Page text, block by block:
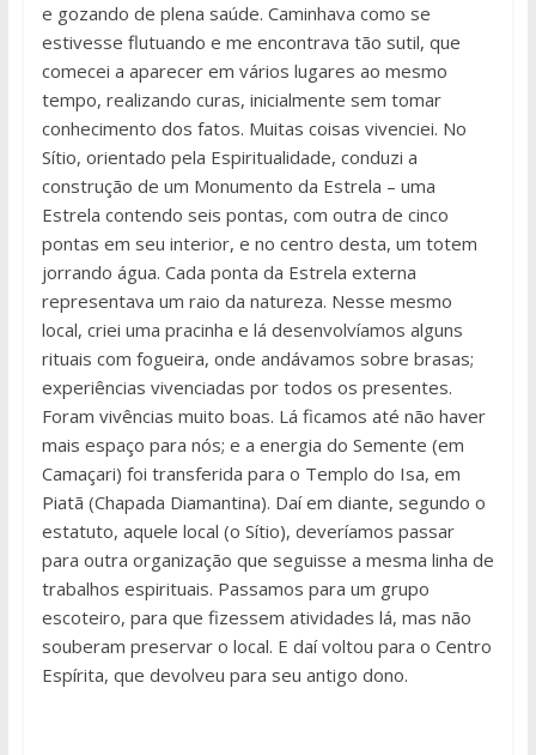
e gozando de plena saúde. Caminhava como se
estivesse flutuando e me encontrava tão sutil, que
comecei a aparecer em vários lugares ao mesmo
tempo, realizando curas, inicialmente sem tomar
conhecimento dos fatos. Muitas coisas vivenciei. No
Sítio, orientado pela Espiritualidade, conduzi a
construção de um Monumento da Estrela – uma
Estrela contendo seis pontas, com outra de cinco
pontas em seu interior, e no centro desta, um totem
jorrando água. Cada ponta da Estrela externa
representava um raio da natureza. Nesse mesmo
local, criei uma pracinha e lá desenvolvíamos alguns
rituais com fogueira, onde andávamos sobre brasas;
experiências vivenciadas por todos os presentes.
Foram vivências muito boas. Lá ficamos até não haver
mais espaço para nós; e a energia do Semente (em
Camaçari) foi transferida para o Templo do Isa, em
Piatã (Chapada Diamantina). Daí em diante, segundo o
estatuto, aquele local (o Sítio), deveríamos passar
para outra organização que seguisse a mesma linha de
trabalhos espirituais. Passamos para um grupo
escoteiro, para que fizessem atividades lá, mas não
souberam preservar o local. E daí voltou para o Centro
Espírita, que devolveu para seu antigo dono.